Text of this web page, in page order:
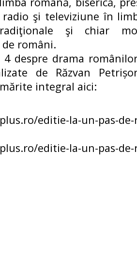
şi televiziune în
şi chiar
români.
4 despre drama
de Răzvan
integral aici:
editie-la-un-pas-
editie-la-un-pas-